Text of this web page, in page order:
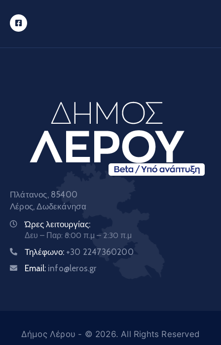
Πλάτανος, 85400
Λέρος, Δωδεκάνησα
Ώρες λειτουργίας:
Δευ – Παρ: 8:00 π.μ – 2:30 π.μ
Τηλέφωνο: +30 2247360200
Email: info@leros.gr
Δήμος Λέρου - © 2026. All Rights Reserved